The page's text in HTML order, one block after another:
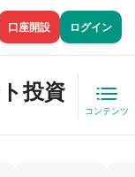
口座開設 ログイン
投資
コンテンツ